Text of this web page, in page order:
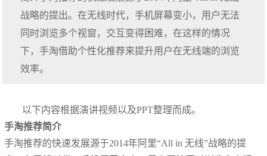
战略的提出。在无线时代，手机屏幕变小，用户无法
同时浏览多个视窗，交互变得困难，在这样的情况
下，手淘借助个性化推荐来提升用户在无线端的浏览
效率。
以下内容根据演讲视频以及PPT整理而成。
手淘推荐简介
手淘推荐的快速发展源于2014年阿里“All in 无线”战略的提